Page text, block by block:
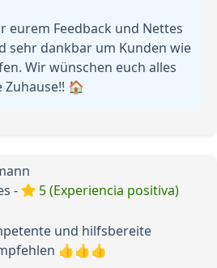
eurem Feedback und Nettes
sehr dankbar um Kunden wie
Wir wünschen euch alles
Zuhause!! 🏠
-
5 (Experiencia positiva)
und hilfsbereite
👍👍👍